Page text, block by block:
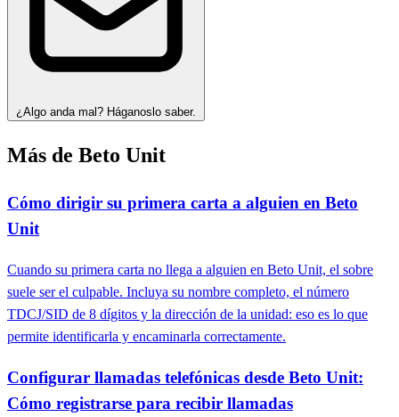
¿Algo anda mal? Háganoslo saber.
Más de Beto Unit
Cómo dirigir su primera carta a alguien en Beto
Unit
Cuando su primera carta no llega a alguien en Beto Unit, el sobre
suele ser el culpable. Incluya su nombre completo, el número
TDCJ/SID de 8 dígitos y la dirección de la unidad: eso es lo que
permite identificarla y encaminarla correctamente.
Configurar llamadas telefónicas desde Beto Unit:
Cómo registrarse para recibir llamadas